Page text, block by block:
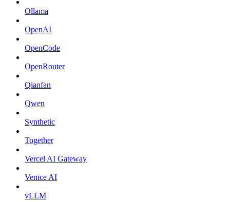
Ollama
OpenAI
OpenCode
OpenRouter
Qianfan
Qwen
Synthetic
Together
Vercel AI Gateway
Venice AI
vLLM